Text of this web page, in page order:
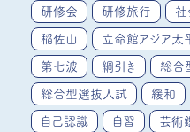
研修会 研修旅行 社
稲佐山 立命館アジア太
第七波 綱引き 総合
総合型選抜入試 緩和
自己認識 自習 芸術